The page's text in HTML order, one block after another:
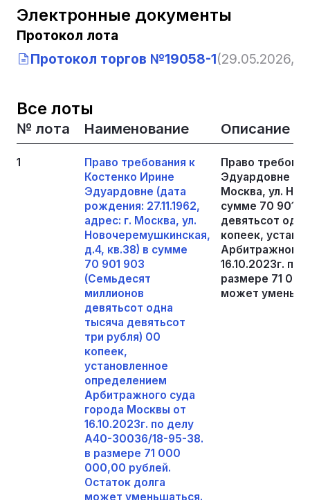
Электронные документы
Протокол лота
Протокол торгов №19058-1(29.05.2026,
Все лоты
№ лота Наименование Описание
1
Право требования к
Костенко Ирине
Эдуардовне (дата
рождения: 27.11.1962,
адрес: г. Москва, ул.
Новочеремушкинская,
д.4, кв.38) в сумме
70 901 903
(Семьдесят
миллионов
девятьсот одна
тысяча девятьсот
три рубля) 00
копеек,
установленное
определением
Арбитражного суда
города Москвы от
16.10.2023г. по делу
А40-30036/18-95-38.
в размере 71 000
000,00 рублей.
Остаток долга
может уменьшаться.
Право
Эдуардовне
Москва, ул.
сумме 70 901
девятьсот
копеек,
Арбитражного
16.10.2023г.
размере 71
может